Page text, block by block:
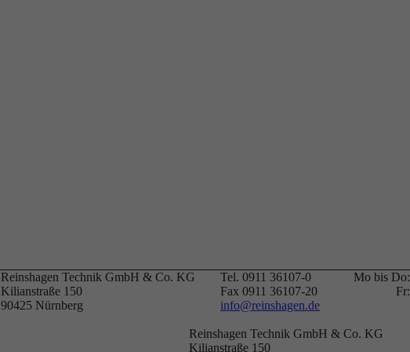
Reinshagen Technik GmbH & Co. KG
Kilianstraße 150
90425 Nürnberg
Tel. 0911 36107-0
Fax 0911 36107-20
info@reinshagen.de
Mo bis Do:
Fr:
Reinshagen Technik GmbH & Co. KG
Kilianstraße 150